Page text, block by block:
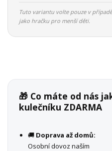
Tuto variantu volte pouze v
jako hračku pro menší děti.
🎁 Co máte od nás
kulečníku ZDARMA
🚚 Doprava až domů:
Osobní dovoz naším